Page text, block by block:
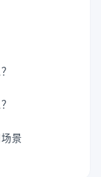
景